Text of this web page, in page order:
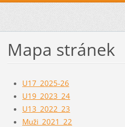
Mapa stránek
U17_2025-26
U19_2023_24
U13_2022_23
Muži_2021_22